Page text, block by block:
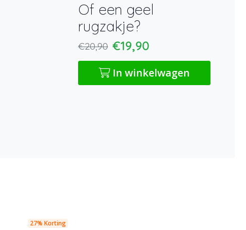
Of een geel
rugzakje?
€20,90 €19,90
In winkelwagen
27% Korting